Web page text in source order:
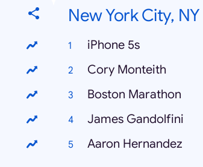
New York City, NY
iPhone 5s
Cory Monteith
Boston Marathon
James Gandolfini
Aaron Hernandez